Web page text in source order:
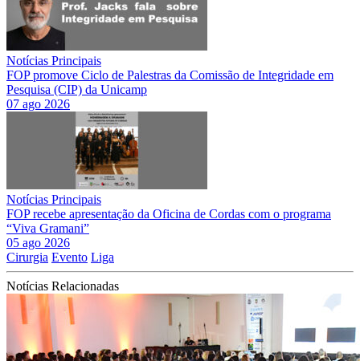
Notícias Principais
FOP promove Ciclo de Palestras da Comissão de Integridade em
Pesquisa (CIP) da Unicamp
07 ago 2026
Notícias Principais
FOP recebe apresentação da Oficina de Cordas com o programa
“Viva Gramani”
05 ago 2026
Cirurgia Evento Liga
Notícias Relacionadas